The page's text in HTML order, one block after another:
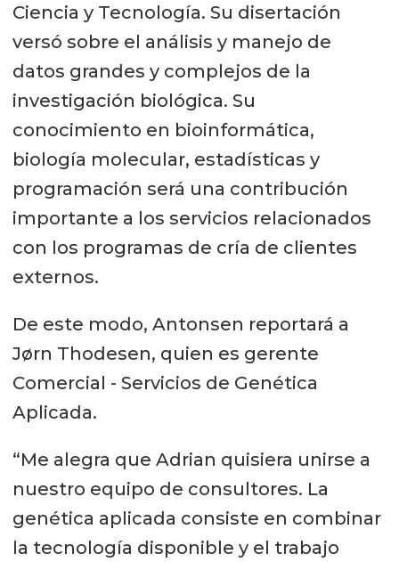
Ciencia y Tecnología. Su disertación
versó sobre el análisis y manejo de
datos grandes y complejos de la
investigación biológica. Su
conocimiento en bioinformática,
biología molecular, estadísticas y
programación será una contribución
importante a los servicios relacionados
con los programas de cría de clientes
externos.
De este modo, Antonsen reportará a
Jørn Thodesen, quien es gerente
Comercial - Servicios de Genética
Aplicada.
“Me alegra que Adrian quisiera unirse a
nuestro equipo de consultores. La
genética aplicada consiste en combinar
la tecnología disponible y el trabajo